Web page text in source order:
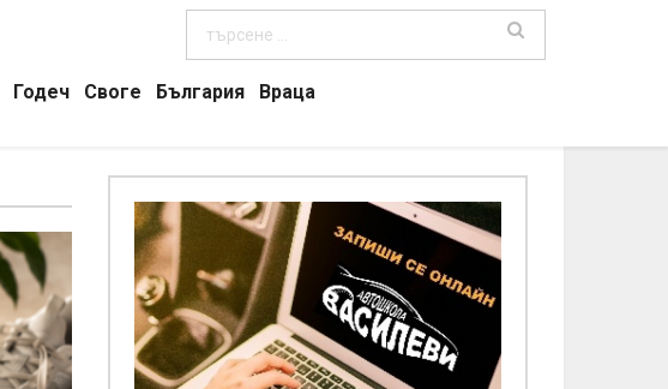
Годеч Своге България
Враца